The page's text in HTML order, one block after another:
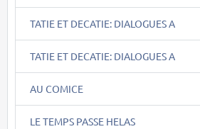
TATIE ET DECATIE: DIALOGUES A
TATIE ET DECATIE: DIALOGUES A
AU COMICE
LE TEMPS PASSE HELAS